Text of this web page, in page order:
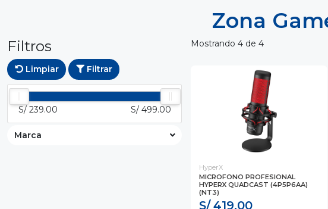
Zona
Filtros
Limpiar Filtrar
S/ 239.00 S/ 499.00
Marca
Mostrando 4 de 4
HyperX
MICROFONO PROFESIONAL
HYPERX QUADCAST (4P5P6AA)
(NT3)
S/ 419.00